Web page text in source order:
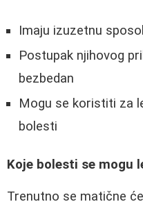
Imaju izuzetnu
Postupak njihovog
bezbedan
Mogu se koristiti za
bolesti
Koje bolesti se mogu
Trenutno se matične